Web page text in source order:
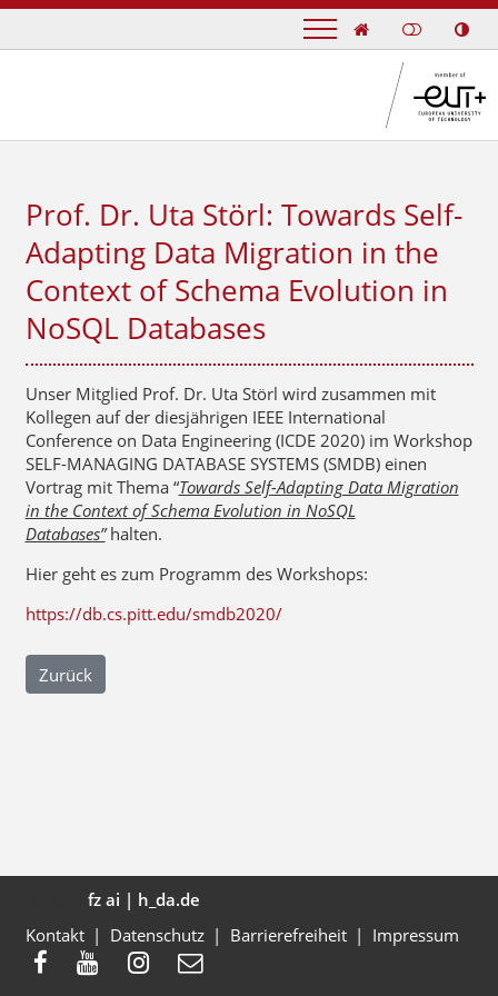

Prof. Dr. Uta Störl: Towards Self-
Adapting Data Migration in the
Context of Schema Evolution in
NoSQL Databases
Unser Mitglied Prof. Dr. Uta Störl wird zusammen mit
Kollegen auf der diesjährigen IEEE International
Conference on Data Engineering (ICDE 2020) im Workshop
SELF-MANAGING DATABASE SYSTEMS (SMDB) einen
Vortrag mit Thema “Towards Self-Adapting Data Migration
in the Context of Schema Evolution in NoSQL
Databases”halten.
Hier geht es zum Programm des Workshops:
https://db.cs.pitt.edu/smdb2020/
Zurück
fz ai | h_da.de
Kontakt
Datenschutz Barrierefreiheit Impressum
   